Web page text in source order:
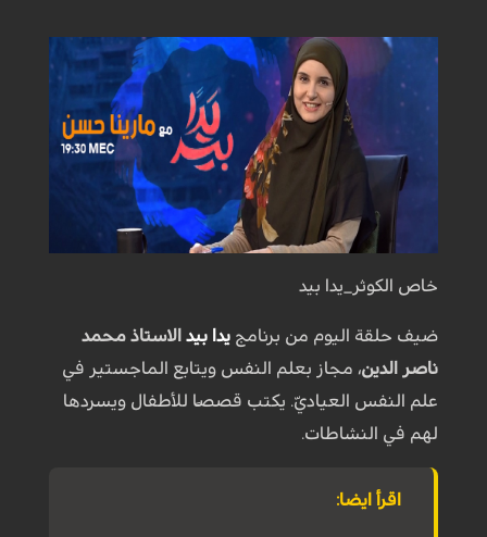
خاص الكوثر_يدا بيد
ضيف حلقة اليوم من برنامج يدا بيد الاستاذ محمد
ناصر الدين، مجاز بعلم النفس ويتابع الماجستير في
علم النفس العياديّ. يكتب قصصًا للأطفال ويسردها
لهم في النشاطات.
اقرأ ايضا: